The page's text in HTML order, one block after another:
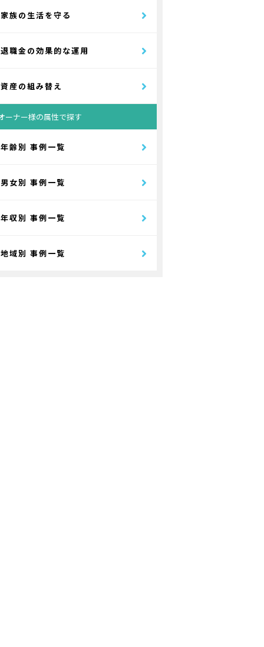
家族の生活を守る
退職金の効果的な運用
資産の組み替え
ーナー様の属性で探す
年齢別 事例一覧
男女別 事例一覧
年収別 事例一覧
地域別 事例一覧